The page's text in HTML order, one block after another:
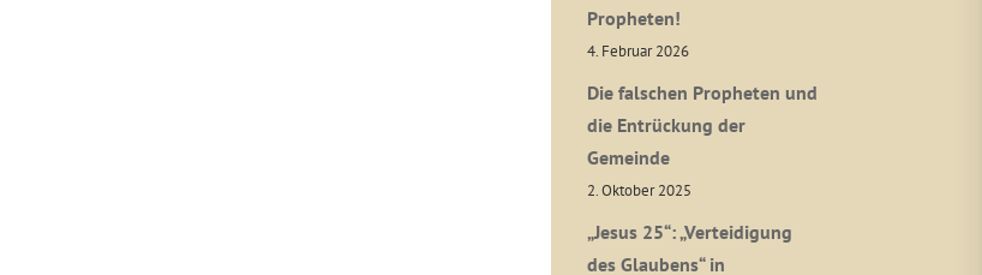
Propheten!
4. Februar 2026
Die falschen Propheten und
die Entrückung der
Gemeinde
2. Oktober 2025
„Jesus 25“: „Verteidigung
des Glaubens“ in